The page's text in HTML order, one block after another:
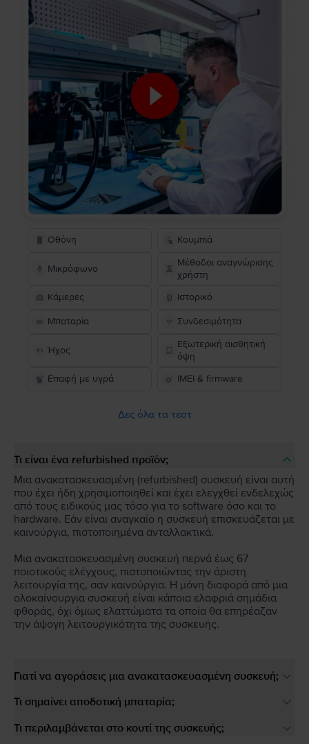
Οθόνη Κουμπιά
Μικρόφωνο
Μέθοδοι αναγνώρισης
χρήστη
Κάμερες
Ιστορικό
Μπαταρία Συνδεσιμότητα
Ήχος
Εξωτερική αισθητική
όψη
Επαφή με υγρά
IMEI & firmware
Δες όλα τα τεστ
Τι είναι ένα refurbished προϊόν;
Μια ανακατασκευασμένη (refurbished) συσκευή είναι αυτή
που έχει ήδη χρησιμοποιηθεί και έχει ελεγχθεί ενδελεχώς
από τους ειδικούς μας τόσο για το software όσο και το
hardware. Εάν είναι αναγκαίο η συσκευή επισκευάζεται με
καινούργια, πιστοποιημένα ανταλλακτικά.
Μια ανακατασκευασμένη συσκευή περνά έως 67
ποιοτικούς ελέγχους, πιστοποιώντας την άριστη
λειτουργία της, σαν καινούργια. Η μόνη διαφορά από μια
ολοκαίνουργια συσκευή είναι κάποια ελαφριά σημάδια
φθοράς, όχι όμως ελαττώματα τα οποία θα επηρέαζαν
την άψογη λειτουργικότητα της συσκευής.
Γιατί να αγοράσεις μια ανακατασκευασμένη συσκευή;
Τι σημαίνει αποδοτική μπαταρία;
Τι περιλαμβάνεται στο κουτί της συσκευής;